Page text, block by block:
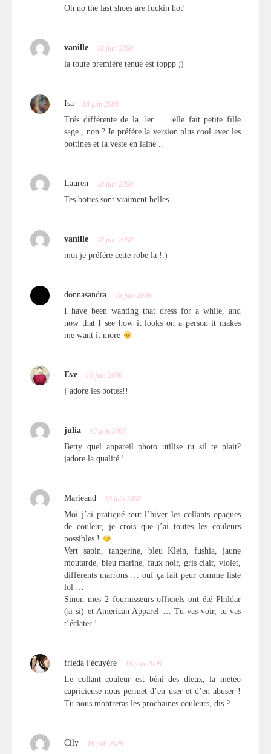
Oh no the last shoes are fuckin hot!
vanille 18 juin 2008
la toute première tenue est toppp ;)
Isa 18 juin 2008
Trés différente de la 1er …. elle fait petite fille
sage , non ? Je préfére la version plus cool avec les
bottines et la veste en laine ..
Lauren 18 juin 2008
Tes bottes sont vraiment belles.
vanille 18 juin 2008
moi je préfére cette robe la !:)
donnasandra 18 juin 2008
I have been wanting that dress for a while, and
now that I see how it looks on a person it makes
me want it more
Eve 18 juin 2008
j’adore les bottes!!
julia 18 juin 2008
Betty quel appareil photo utilise tu sil te plait?
jadore la qualité !
Marieand 18 juin 2008
Moi j’ai pratiqué tout l’hiver les collants opaques
de couleur, je crois que j’ai toutes les couleurs
possibles !
Vert sapin, tangerine, bleu Klein, fushia, jaune
moutarde, bleu marine, faux noir, gris clair, violet,
différents marrons … ouf ça fait peur comme liste
lol …
Sinon mes 2 fournisseurs officiels ont été Phildar
(si si) et American Apparel … Tu vas voir, tu vas
t’éclater !
frieda l'écuyère 18 juin 2008
Le collant couleur est béni des dieux, la météo
capricieuse nous permet d’en user et d’en abuser !
Tu nous montreras les prochaines couleurs, dis ?
Cily 18 juin 2008